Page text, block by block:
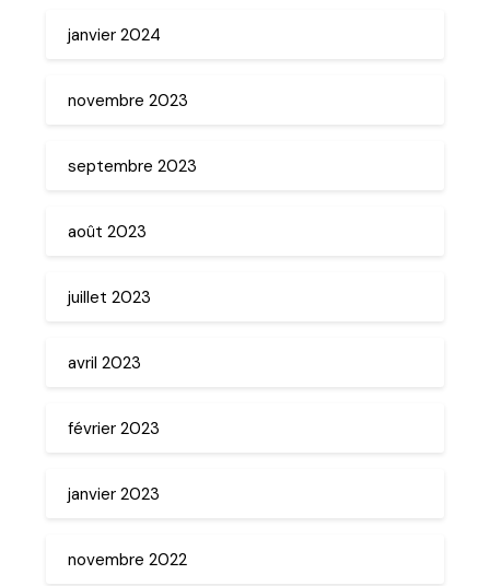
janvier 2024
novembre 2023
septembre 2023
août 2023
juillet 2023
avril 2023
février 2023
janvier 2023
novembre 2022